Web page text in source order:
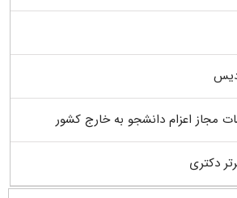
مجاز اعزام دانشجو به خارج کشور
دکتری